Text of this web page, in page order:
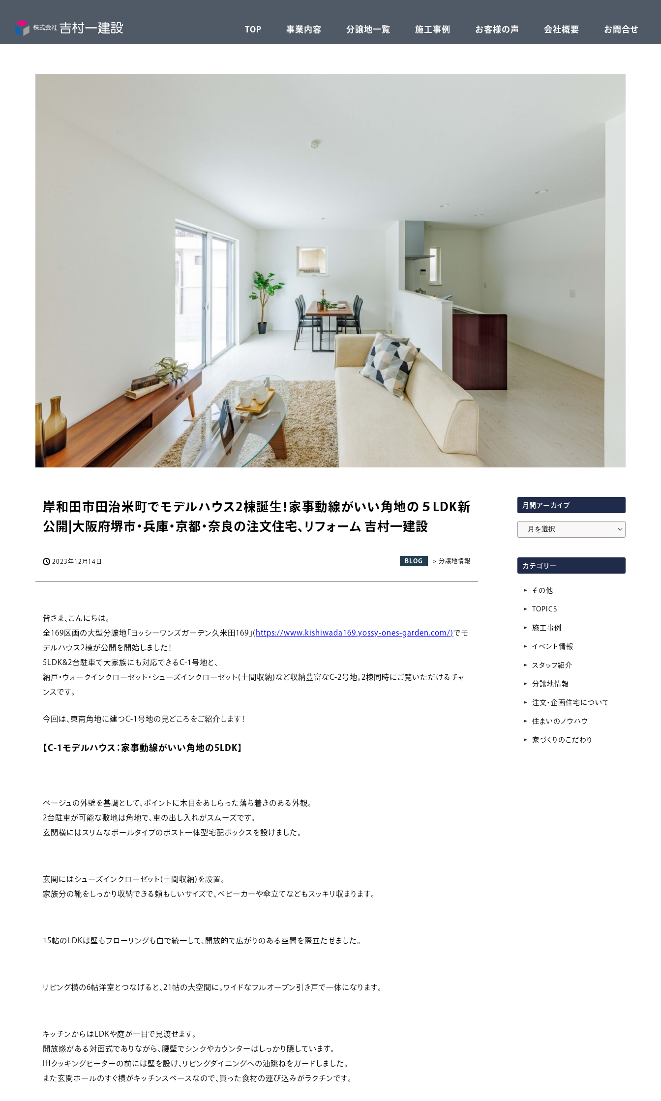
TOP 事業内容 分譲地一覧 施工事例 お客様の声 会社概要 お問合せ
岸和田市田治米町でモデルハウス2棟誕生！家事動線がいい角地の５LDK新
公開|大阪府堺市・兵庫・京都・奈良の注文住宅、リフォーム 吉村一建設
2023年12月14日 BLOG > 分譲地情報
皆さま、こんにちは。
全169区画の大型分譲地「ヨッシーワンズガーデン久米田169」( https://www.kishiwada169.yossy-ones-garden.com/)でモ
デルハウス2棟が公開を開始しました！
5LDK&2台駐車で大家族にも対応できるC-1号地と、
納戸・ウォークインクローゼット・シューズインクローゼット(土間収納)など収納豊富なC-2号地。2棟同時にご覧いただけるチャ
ンスです。
今回は、東南角地に建つC-1号地の見どころをご紹介します！
【C-1モデルハウス：家事動線がいい角地の5LDK】
ベージュの外壁を基調として、ポイントに木目をあしらった落ち着きのある外観。
2台駐車が可能な敷地は角地で、車の出し入れがスムーズです。
玄関横にはスリムなポールタイプのポスト一体型宅配ボックスを設けました。
玄関にはシューズインクローゼット(土間収納)を設置。
家族分の靴をしっかり収納できる頼もしいサイズで、ベビーカーや傘立てなどもスッキリ収まります。
15帖のLDKは壁もフローリングも白で統一して、開放的で広がりのある空間を際立たせました。
リビング横の6帖洋室とつなげると、21帖の大空間に。ワイドなフルオープン引き戸で一体になります。
キッチンからはLDKや庭が一目で見渡せます。
開放感がある対面式でありながら、腰壁でシンクやカウンターはしっかり隠しています。
IHクッキングヒーターの前には壁を設け、リビングダイニングへの油跳ねをガードしました。
また玄関ホールのすぐ横がキッチンスペースなので、買った食材の運び込みがラクチンです。
月間アーカイブ
ア
ー
カ
イ
カテゴリー
その他
TOPICS
施工事例
イベント情報
スタッフ紹介
分譲地情報
注文・企画住宅について
住まいのノウハウ
家づくりのこだわり